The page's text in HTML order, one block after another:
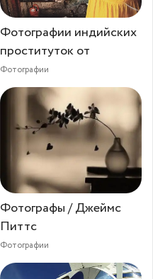
Фотографии индийских
проституток от
Фотографии
Фотографы / Джеймс
Питтс
Фотографии